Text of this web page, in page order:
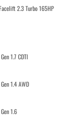
2.3 Turbo 165HP
1.7 CDTI
1.4 AWD
1.6